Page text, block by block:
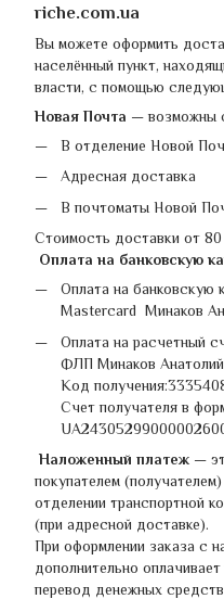
riche.com.ua
Вы можете оформить
населённый пункт,
власти, с помощью
Новая Почта — возможны
В отделение Новой
Адресная доставка
В почтоматы Новой
Стоимость доставки от 80
Оплата на банковскую
Оплата на банковскую
Mastercard Минаков
Оплата на расчетный
ФЛП Минаков
Код
Счет получателя в
Наложенный платеж —
покупателем
отделении транспортной
(при адресной доставке).
При оформлении заказа с
дополнительно
перевод денежных